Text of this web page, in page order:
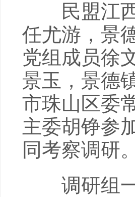
民盟江西
任尤游，景
党组成员徐
景玉，景德
市珠山区委
主委胡铮参
同考察调研。
调研组一